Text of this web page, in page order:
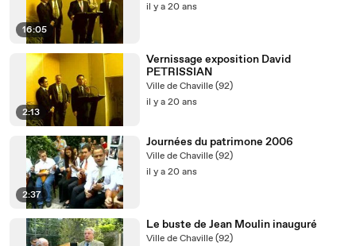
16:05
il y a 20 ans
2:13
Vernissage exposition David
PETRISSIAN
Ville de Chaville (92)
il y a 20 ans
2:37
Journées du patrimone 2006
Ville de Chaville (92)
il y a 20 ans
Le buste de Jean Moulin inauguré
Ville de Chaville (92)